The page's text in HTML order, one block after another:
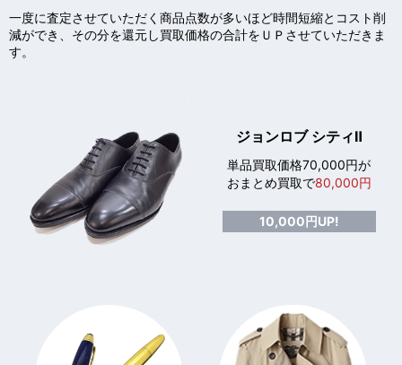
一度に査定させていただく商品点数が多いほど時間短縮とコスト削
減ができ、 その分を還元し買取価格の合計をＵＰさせていただきま
す。
ジョンロブ シティⅡ
単品買取価格70,000円が
おまとめ買取で80,000円
10,000円UP!